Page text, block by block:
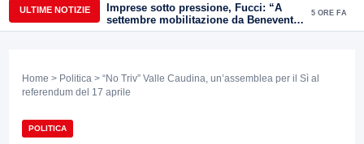
ULTIME NOTIZIE
Imprese sotto pressione, Fucci: “A
settembre mobilitazione da Benevento
e Avellino”
5 ORE FA
Home > Politica > “No Triv” Valle Caudina, un’assemblea per il Sì al
referendum del 17 aprile
POLITICA